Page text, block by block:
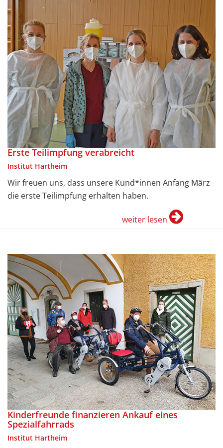
Erste Teilimpfung verabreicht
Institut Hartheim
Wir freuen uns, dass unsere Kund*innen Anfang März
die erste Teilimpfung erhalten haben.
weiter lesen
Kinderfreunde finanzieren Ankauf eines
Spezialfahrrads
Institut Hartheim